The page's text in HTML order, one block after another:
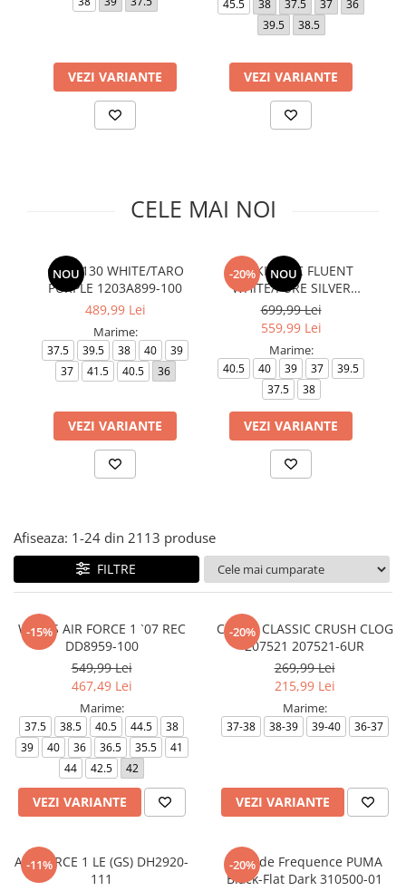
Slapi barbati
Sandale & Slapi copii
VEZI VARIANTE
45.5
38 37.5 37
36
39.5
38.5
VEZI VARIANTE
CELE MAI NOI
NOU
GEL-1130 WHITE/TARO
PURPLE 1203A899-100
489,99 Lei
Marime:
37.5 39.5 38 40
39
37
41.5 40.5 36
VEZI VARIANTE
-20% NOU
GEL-KINETIC FLUENT
WHITE/PURE SILVER
1203A591-106
699,99 Lei
559,99 Lei
Marime:
40.5 40 39 37
39.5
37.5
38
VEZI VARIANTE
Afiseaza: 1-24 din 2113 produse
FILTRE
-15%
WMNS AIR FORCE 1 `07 REC
DD8959-100
549,99 Lei
467,49 Lei
Marime:
37.5 38.5 40.5 44.5
38
39
40 36 36.5 35.5
41
44
42.5 42
VEZI VARIANTE
-20%
CROCS CLASSIC CRUSH CLOG
207521 207521-6UR
269,99 Lei
215,99 Lei
Marime:
37-38 38-39 39-40 36-37
VEZI VARIANTE
-11%
AIR FORCE 1 LE (GS) DH2920-
111
-20%
Softride Frequence PUMA
Black-Flat Dark 310500-01